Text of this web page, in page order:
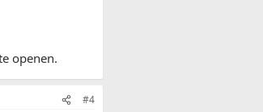
openen.
#4